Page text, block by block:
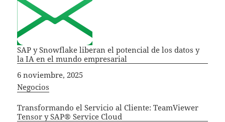
SAP y Snowflake liberan el potencial de los datos y
la IA en el mundo empresarial
Fecha
6 noviembre, 2025
In relation to
Negocios
Transformando el Servicio al Cliente: TeamViewer
Tensor y SAP® Service Cloud